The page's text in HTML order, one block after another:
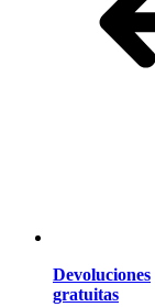
Devoluciones
gratuitas